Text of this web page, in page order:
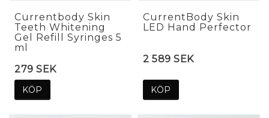
Lägg till i
Currentbody Skin
Teeth Whitening
Gel Refill Syringes 5
ml
279 SEK
KÖP
CurrentBody Skin
LED Hand Perfector
2 589 SEK
KÖP